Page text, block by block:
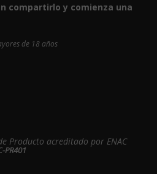
compartirlo y comienza una
de 18 años
Producto acreditado por ENAC
PR401